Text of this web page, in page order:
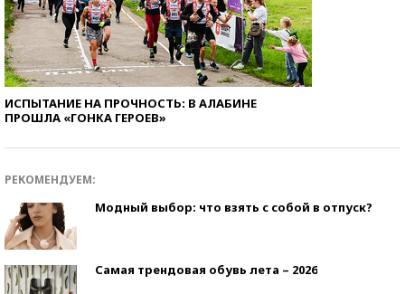
ИСПЫТАНИЕ НА ПРОЧНОСТЬ: В АЛАБИНЕ
ПРОШЛА «ГОНКА ГЕРОЕВ»
РЕКОМЕНДУЕМ:
Модный выбор: что взять с собой в отпуск?
Самая трендовая обувь лета – 2026